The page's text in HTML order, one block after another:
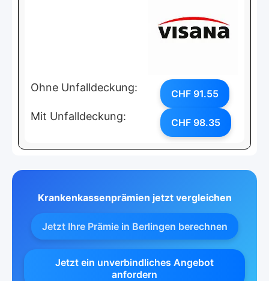
Ohne Unfalldeckung: CHF 91.55
Mit Unfalldeckung: CHF 98.35
Krankenkassenprämien jetzt vergleichen
Jetzt Ihre Prämie in Berlingen berechnen
Jetzt ein unverbindliches Angebot
anfordern